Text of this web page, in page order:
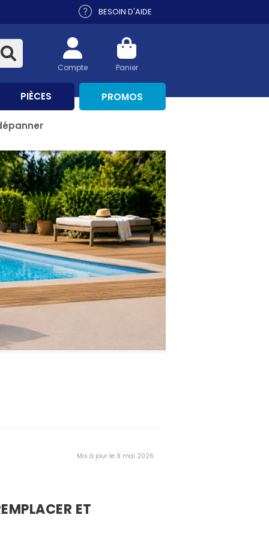
BESOIN D'AIDE
Panier
Compte
PIÈCES PROMOS
Mis à jour le 9 mai 2026
ET